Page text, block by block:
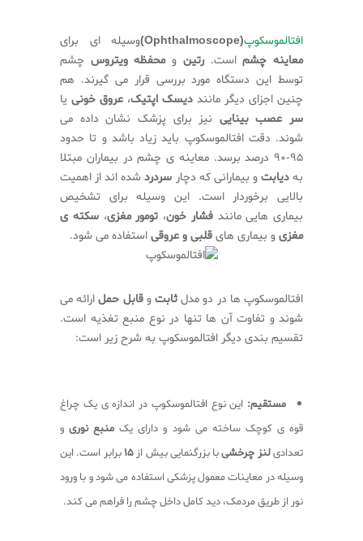
افتالموسکوپ(Ophthalmoscope)
وسیله ای برای
معاینه چشماست.رتین ومحفظه ویتروس چشم
توسط این دستگاه مورد بررسی قرار می گیرند. هم
چنین اجزای دیگر مانند دیسک اپتیک،عروق خونی یا
سر عصب بینایی نیز برای پزشک نشان داده می
شوند. دقت افتالموسکوپ باید زیاد باشد و تا حدود
۹۵-۹۰ درصد برسد. معاینه ی چشم در بیماران مبتلا
بهدیابتو بیمارانی که دچار سردردشده اند از اهمیت
بالایی برخوردار است. این وسیله برای تشخیص
بیماری هایی مانند فشار خون، تومور مغزی،سکته ی
مغزیو بیماری هایقلبی و عروقیاستفاده می شود.
افتالموسکوپ ها در دو مدلثابتوقابل حملارائه می
شوند و تفاوت آن ها تنها در نوع منبع تغذیه است.
تقسیم بندی دیگر افتالموسکوپ به شرح زیر است:
مستقیم: این نوع افتالموسکوپ در اندازه ی یک چراغ
قوه ی کوچک ساخته می شود و دارای یک منبع نوریو
تعدادیلنز چرخشیبا بزرگنمایی بیش از۱۵برابر است. این
وسیله در معاینات معمول پزشکی استفاده می شود و با ورود
نور از طریق مردمک، دید کامل داخل چشم را فراهم می کند.